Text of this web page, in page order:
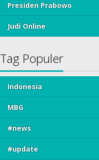
Presiden Prabowo
Judi Online
Tag Populer
Indonesia
MBG
#news
#update